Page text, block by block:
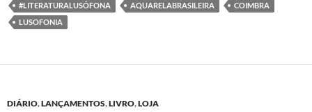
#LITERATURALUSÓFONA
AQUARELABRASILEIRA
COIMBRA
LUSOFONIA
DIÁRIO,LANÇAMENTOS,LIVRO,LOJA